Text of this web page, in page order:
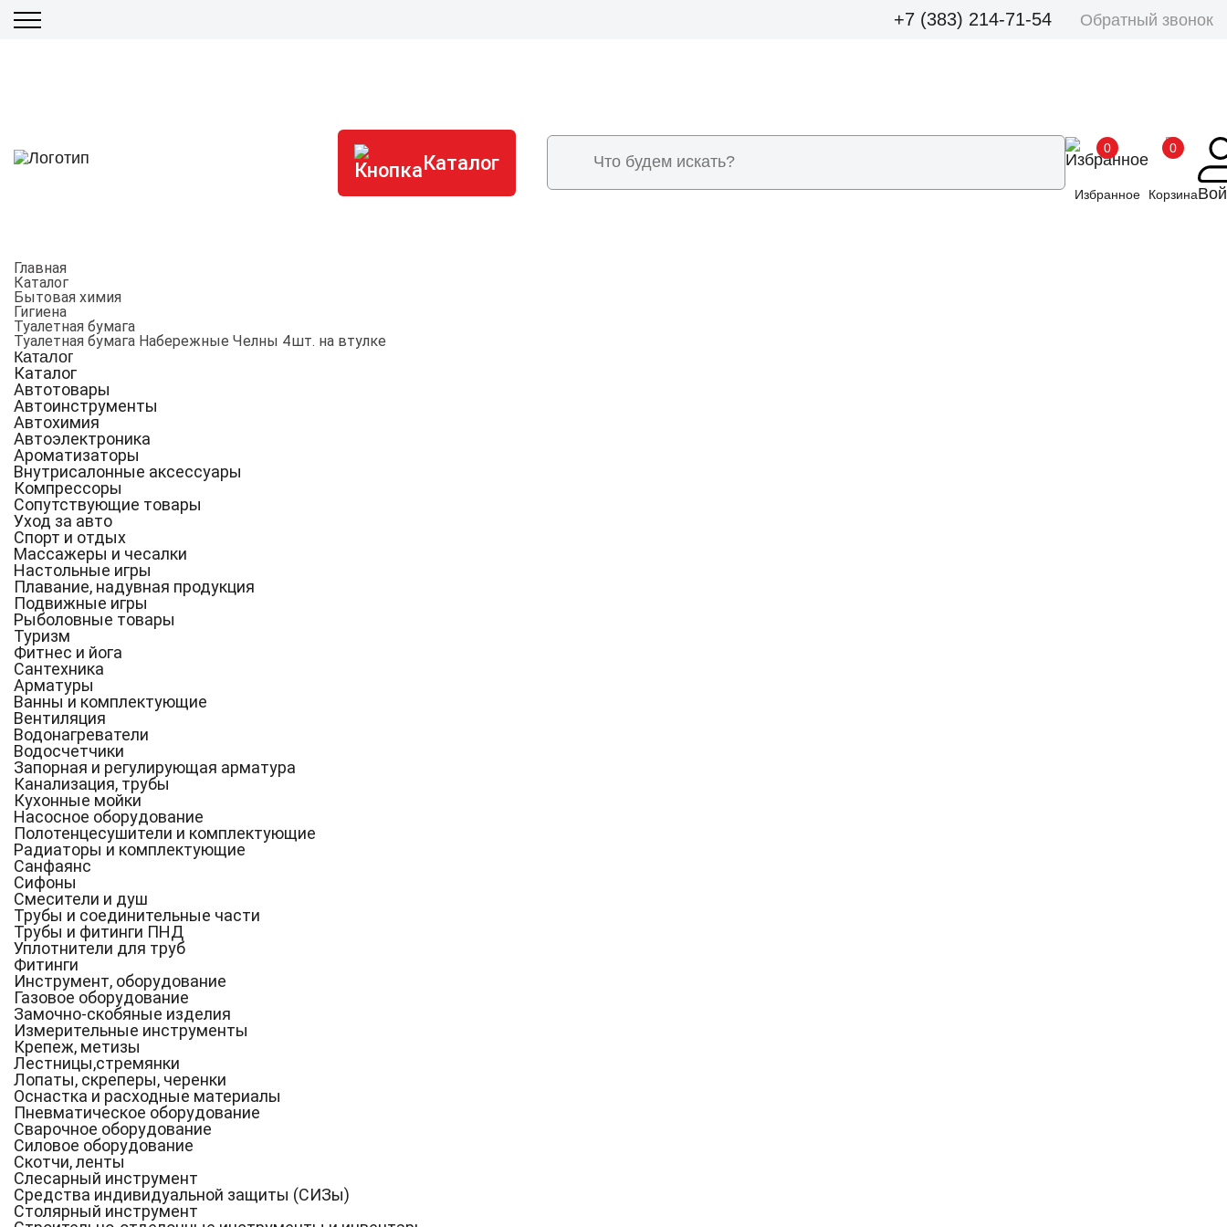
+7 (383) 214-71-54 Обратный звонок
Каталог
0
Избранное
0
Корзина
Главная
Каталог
Бытовая химия
Гигиена
Туалетная бумага
Туалетная бумага Набережные Челны 4шт. на втулке
Каталог
Каталог
Автотовары
Автоинструменты
Автохимия
Автоэлектроника
Ароматизаторы
Внутрисалонные аксессуары
Компрессоры
Сопутствующие товары
Уход за авто
Спорт и отдых
Массажеры и чесалки
Настольные игры
Плавание, надувная продукция
Подвижные игры
Рыболовные товары
Туризм
Фитнес и йога
Сантехника
Арматуры
Ванны и комплектующие
Вентиляция
Водонагреватели
Водосчетчики
Запорная и регулирующая арматура
Канализация, трубы
Кухонные мойки
Насосное оборудование
Полотенцесушители и комплектующие
Радиаторы и комплектующие
Санфаянс
Сифоны
Смесители и душ
Трубы и соединительные части
Трубы и фитинги ПНД
Уплотнители для труб
Фитинги
Инструмент, оборудование
Газовое оборудование
Замочно-скобяные изделия
Измерительные инструменты
Крепеж, метизы
Лестницы,стремянки
Лопаты, скреперы, черенки
Оснастка и расходные материалы
Пневматическое оборудование
Сварочное оборудование
Силовое оборудование
Скотчи, ленты
Слесарный инструмент
Средства индивидуальной защиты (СИЗы)
Столярный инструмент